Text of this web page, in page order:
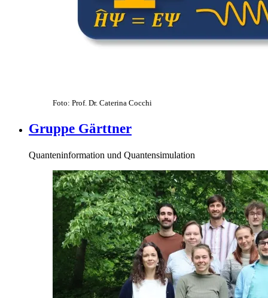
Foto: Prof. Dr. Caterina Cocchi
Gruppe Gärttner
Quanteninformation und Quantensimulation